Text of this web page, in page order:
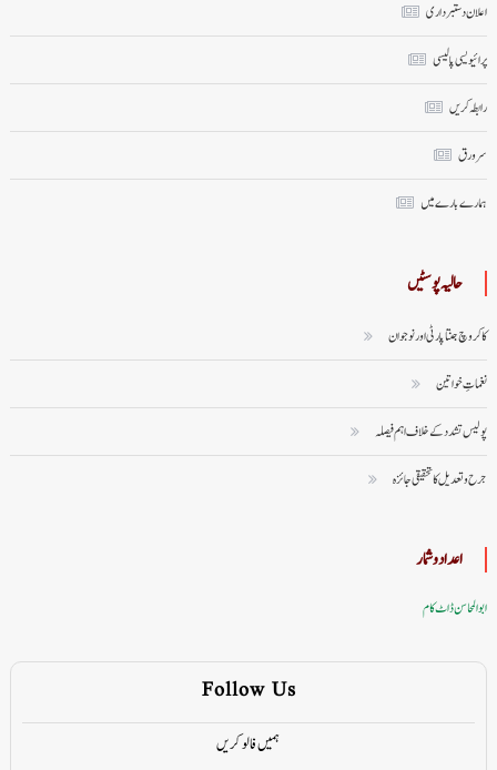
اعلان دستبرداری
پرائیویسی پالیسی
رابطہ کریں
سر ورق
ہمارے بارے میں
حالیہ پوسٹیں
کاکروچ جنتا پارٹی اور نوجوان
نغماتِ خواتین
پولیس تشدد کے خلاف اہم فیصلہ
جرح و تعدیل کا تحقیقی جائزہ
اعداد وشمار
ابوالمحاسن ڈاٹ کام
Follow Us
ہمیں فالو کریں